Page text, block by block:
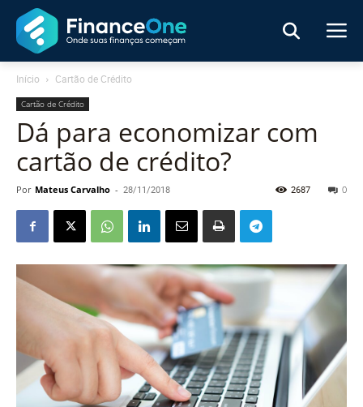
Início Cartão de Crédito
Cartão de Crédito
Dá para economizar com
cartão de crédito?
Por Mateus Carvalho - 28/11/2018 0
2687